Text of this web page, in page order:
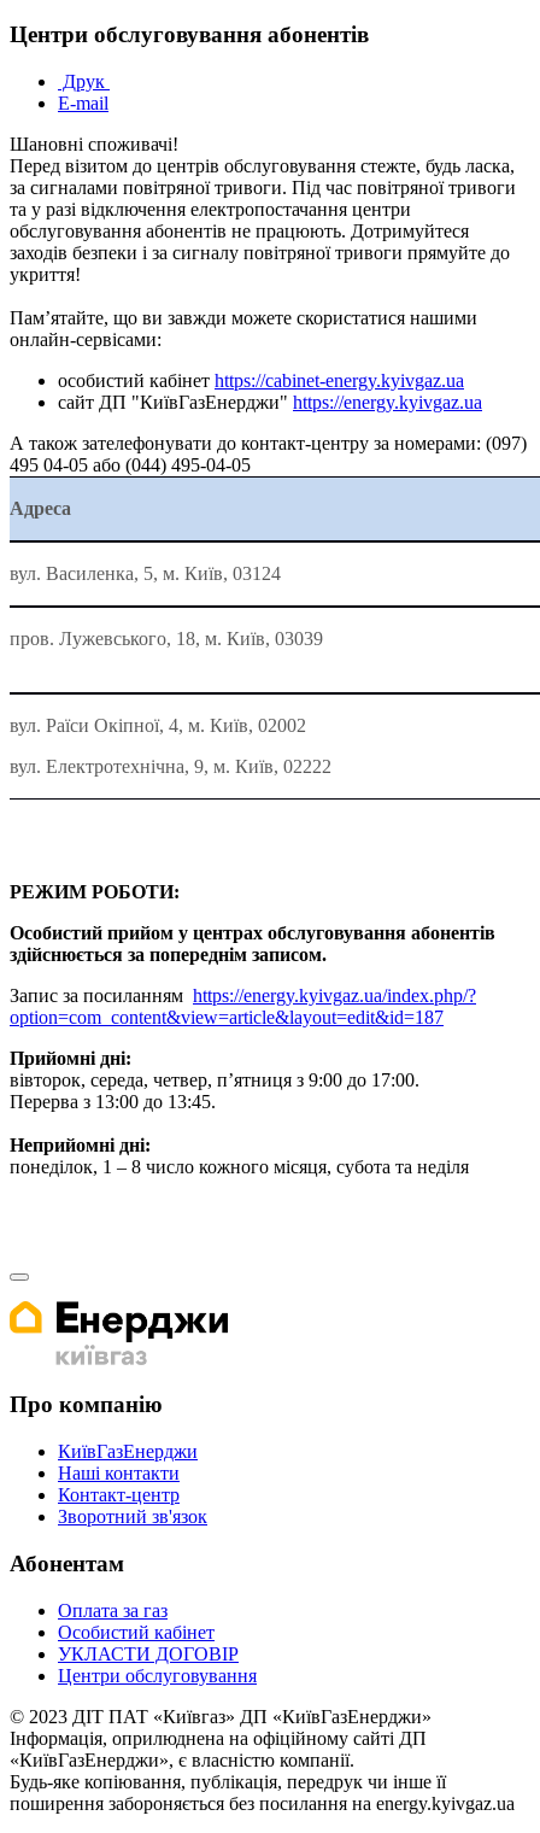
Центри обслуговування абонентів
Друк
E-mail
Шановні споживачі!
Перед візитом до центрів обслуговування стежте, будь ласка,
за сигналами повітряної тривоги. Під час повітряної тривоги
та у разі відключення електропостачання центри
обслуговування абонентів не працюють. Дотримуйтеся
заходів безпеки і за сигналу повітряної тривоги прямуйте до
укриття!
Пам’ятайте, що ви завжди можете скористатися нашими
онлайн-сервісами:
особистий кабінет https://cabinet-energy.kyivgaz.ua
сайт ДП "КиївГазЕнерджи" https://energy.kyivgaz.ua
А також зателефонувати до контакт-центру за номерами: (097)
495 04-05 або (044) 495-04-05
Адреса
вул. Василенка, 5, м. Київ, 03124
пров. Лужевського, 18, м. Київ, 03039
вул. Раїси Окіпної, 4, м. Київ, 02002
вул. Електротехнічна, 9, м. Київ, 02222
РЕЖИМ РОБОТИ:
Особистий прийом у центрах обслуговування абонентів
здійснюється за попереднім записом.
Запис за посиланням https://energy.kyivgaz.ua/index.php/?
option=com_content&view=article&layout=edit&id=187
Прийомні дні:
вівторок, середа, четвер, п’ятниця з 9:00 до 17:00.
Перерва з 13:00 до 13:45.
Неприйомні дні:
понеділок, 1 – 8 число кожного місяця, субота та неділя
Про компанію
КиївГазЕнерджи
Наші контакти
Контакт-центр
Зворотний зв'язок
Абонентам
Оплата за газ
Особистий кабінет
УКЛАСТИ ДОГОВІР
Центри обслуговування
© 2023 ДІТ ПАТ «Київгаз» ДП «КиївГазЕнерджи»
Інформація, оприлюднена на офіційному сайті ДП
«КиївГазЕнерджи», є власністю компанії.
Будь-яке копiювання, публiкацiя, передрук чи інше її
поширення забороняється без посилання на energy.kyivgaz.ua